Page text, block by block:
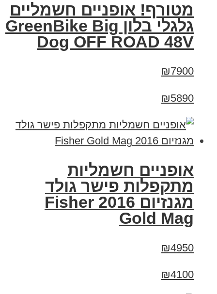
מטורף! אופניים חשמליים
גלגלי בלון GreenBike Big
Dog OFF ROAD 48V
₪7900
₪5890
אופניים חשמליות
מתקפלות פישר גולד
מגנזיום 2016 Fisher
Gold Mag
₪4950
₪4100